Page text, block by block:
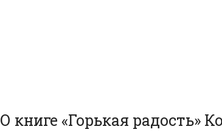
О книге «Горькая радость»